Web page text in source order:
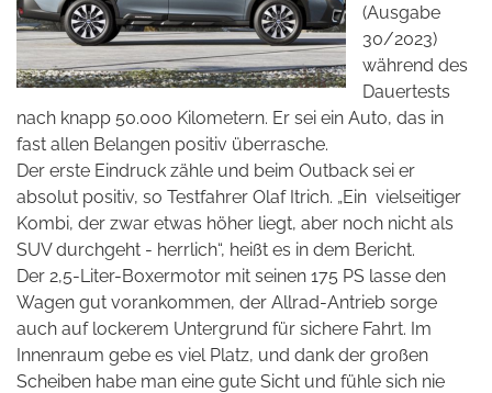
(Ausgabe
30/2023)
während des
Dauertests
nach knapp 50.000 Kilometern. Er sei ein Auto, das in
fast allen Belangen positiv überrasche.
Der erste Eindruck zähle und beim Outback sei er
absolut positiv, so Testfahrer Olaf Itrich. „Ein vielseitiger
Kombi, der zwar etwas höher liegt, aber noch nicht als
SUV durchgeht - herrlich“, heißt es in dem Bericht.
Der 2,5-Liter-Boxermotor mit seinen 175 PS lasse den
Wagen gut vorankommen, der Allrad-Antrieb sorge
auch auf lockerem Untergrund für sichere Fahrt. Im
Innenraum gebe es viel Platz, und dank der großen
Scheiben habe man eine gute Sicht und fühle sich nie